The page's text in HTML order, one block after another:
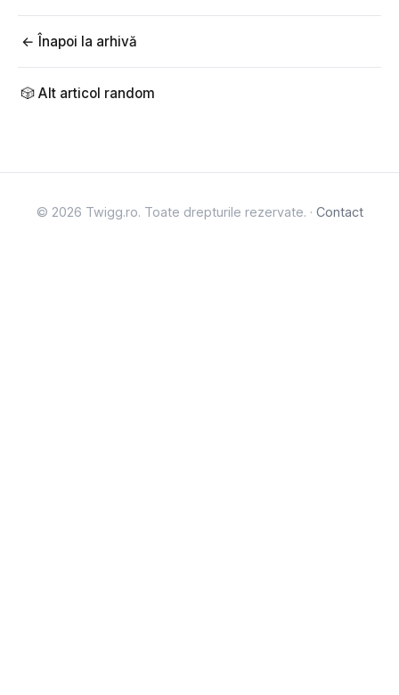
← Înapoi la arhivă
🎲 Alt articol random
© 2026 Twigg.ro. Toate drepturile rezervate. · Contact